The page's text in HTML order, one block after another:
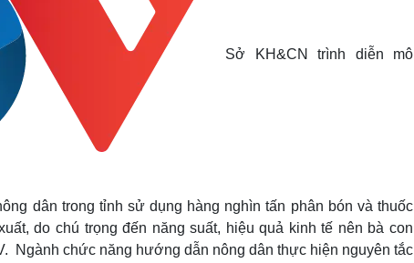
Sở KH&CN trình diễn mô
dân trong tỉnh sử dụng hàng nghìn tấn phân bón và thuốc
do chú trọng đến năng suất, hiệu quả kinh tế nên bà con
Ngành chức năng hướng dẫn nông dân thực hiện nguyên tắc